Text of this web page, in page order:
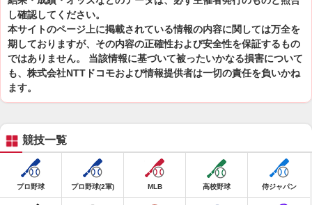
し確認してください。
本サイトのページ上に掲載されている情報の内容に関しては万全を
期しておりますが、その内容の正確性および安全性を保証するもの
ではありません。 当該情報に基づいて被ったいかなる損害について
も、株式会社NTTドコモおよび情報提供者は一切の責任を負いかね
ます。
競技一覧
プロ野球 プロ野球(2軍) MLB 高校野球 侍ジャパン